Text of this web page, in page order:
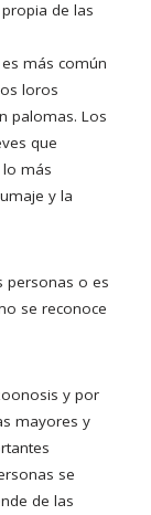
de las
más común
loros
palomas. Los
que
más
y la
personas o es
se reconoce
y por
mayores y
se
de las